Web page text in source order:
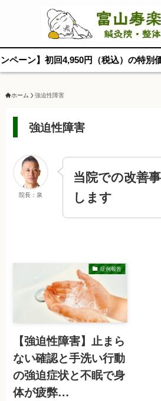
】初回4,950円（税込）の特別価格で
ホーム 強迫性障害
強迫性障害
院長：泉
当院での改善
します
症例報告
【強迫性障害】止まら
ない確認と手洗い行動
の強迫症状と不眠で身
体が疲弊…